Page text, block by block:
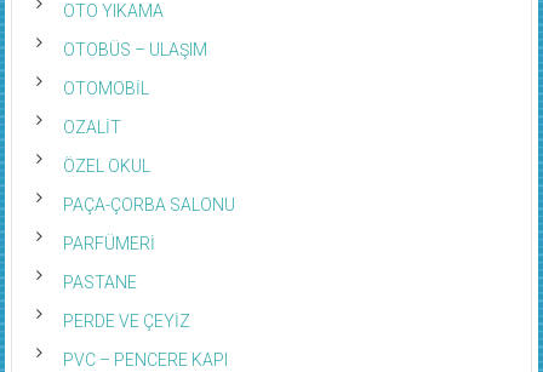
OTO YIKAMA
OTOBÜS – ULAŞIM
OTOMOBİL
OZALİT
ÖZEL OKUL
PAÇA-ÇORBA SALONU
PARFÜMERİ
PASTANE
PERDE VE ÇEYİZ
PVC – PENCERE KAPI